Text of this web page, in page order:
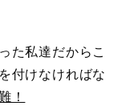
た私達だからこ
付けなければな
！